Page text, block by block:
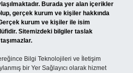
Burada yer alan içerikler
gerçek kurum ve kişiler hakkında
kurum ve kişiler ile isim
Sitemizdeki bilgiler taslak
Bilgi Teknolojileri ve İletişim
bir Yer Sağlayıcı olarak hizmet